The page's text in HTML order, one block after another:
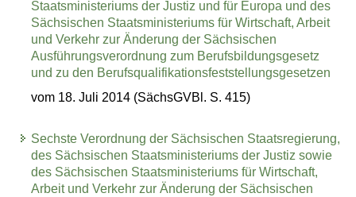
Staatsministeriums der Justiz und für Europa und des
Sächsischen Staatsministeriums für Wirtschaft, Arbeit
und Verkehr zur Änderung der Sächsischen
Ausführungsverordnung zum Berufsbildungsgesetz
und zu den Berufsqualifikationsfeststellungsgesetzen
vom 18. Juli 2014 (SächsGVBl. S. 415)
Sechste Verordnung der Sächsischen Staatsregierung,
des Sächsischen Staatsministeriums der Justiz sowie
des Sächsischen Staatsministeriums für Wirtschaft,
Arbeit und Verkehr zur Änderung der Sächsischen